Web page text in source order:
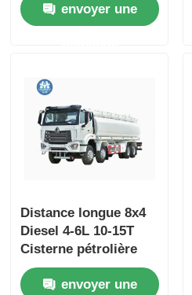
Véhicule de transport
envoyer une
Distance longue 8x4
Diesel 4-6L 10-15T
Cisterne pétrolière
Camion Véhicule de
transport deenvoyer une